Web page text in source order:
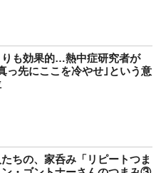
も効果的…熱中症研究者が
っ先にここを冷やせ｣という意
たちの、家呑み「リピートつま